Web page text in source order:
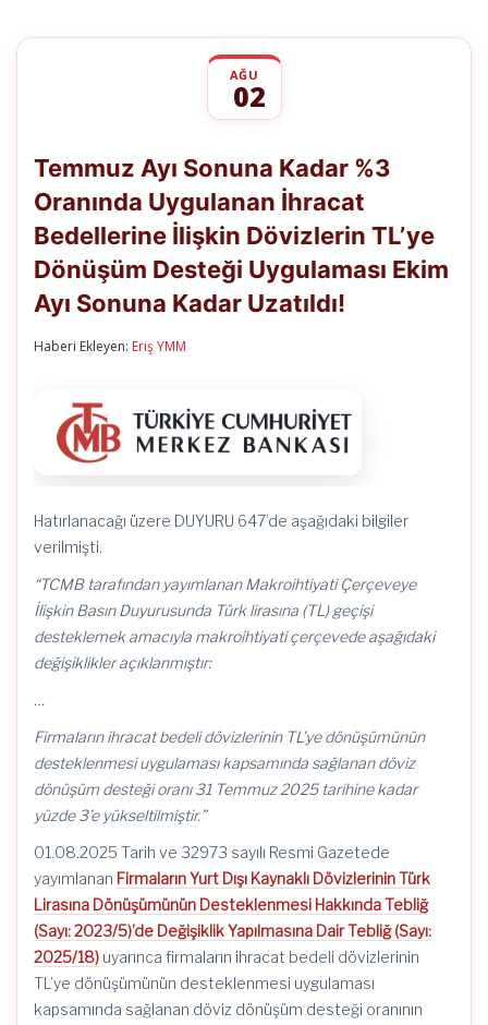
AĞU
02
Sonuna
Kadar
%3
Uygulanan
İhracat
Bedellerine
İlişkin
Dövizlerin
Ayı
Sonuna
Temmuz Ayı Sonuna Kadar %3
Oranında Uygulanan İhracat
Bedellerine İlişkin Dövizlerin TL’ye
Dönüşüm Desteği Uygulaması Ekim
Ayı Sonuna Kadar Uzatıldı!
Haberi Ekleyen: Eriş YMM
Hatırlanacağı üzere DUYURU 647’de aşağıdaki bilgiler
verilmişti.
“TCMB tarafından yayımlanan Makroihtiyati Çerçeveye
İlişkin Basın Duyurusunda Türk lirasına (TL) geçişi
desteklemek amacıyla makroihtiyati çerçevede aşağıdaki
değişiklikler açıklanmıştır:
…
Firmaların ihracat bedeli dövizlerinin TL’ye dönüşümünün
desteklenmesi uygulaması kapsamında sağlanan döviz
dönüşüm desteği oranı 31 Temmuz 2025 tarihine kadar
yüzde 3’e yükseltilmiştir.”
01.08.2025 Tarih ve 32973 sayılı Resmi Gazetede
yayımlanan Firmaların Yurt Dışı Kaynaklı Dövizlerinin Türk
Lirasına Dönüşümünün Desteklenmesi Hakkında Tebliğ
(Sayı: 2023/5)’de Değişiklik Yapılmasına Dair Tebliğ (Sayı:
2025/18) uyarınca firmaların ihracat bedeli dövizlerinin
TL’ye dönüşümünün desteklenmesi uygulaması
kapsamında sağlanan döviz dönüşüm desteği oranının